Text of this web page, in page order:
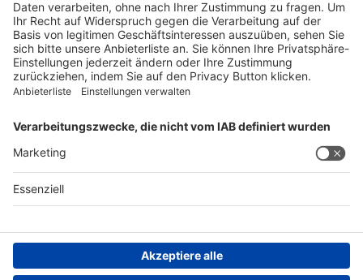
pharmacovigilance@spirig-healthcare.ch
FOLGEN SIE UNS
AGB
Datenschutzerklärung
Datenschutzhinweis